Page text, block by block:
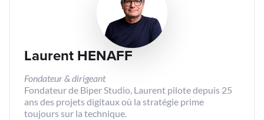
Laurent HENAFF
Fondateur & dirigeant
Fondateur de Biper Studio, Laurent pilote depuis 25
ans des projets digitaux où la stratégie prime
toujours sur la technique.